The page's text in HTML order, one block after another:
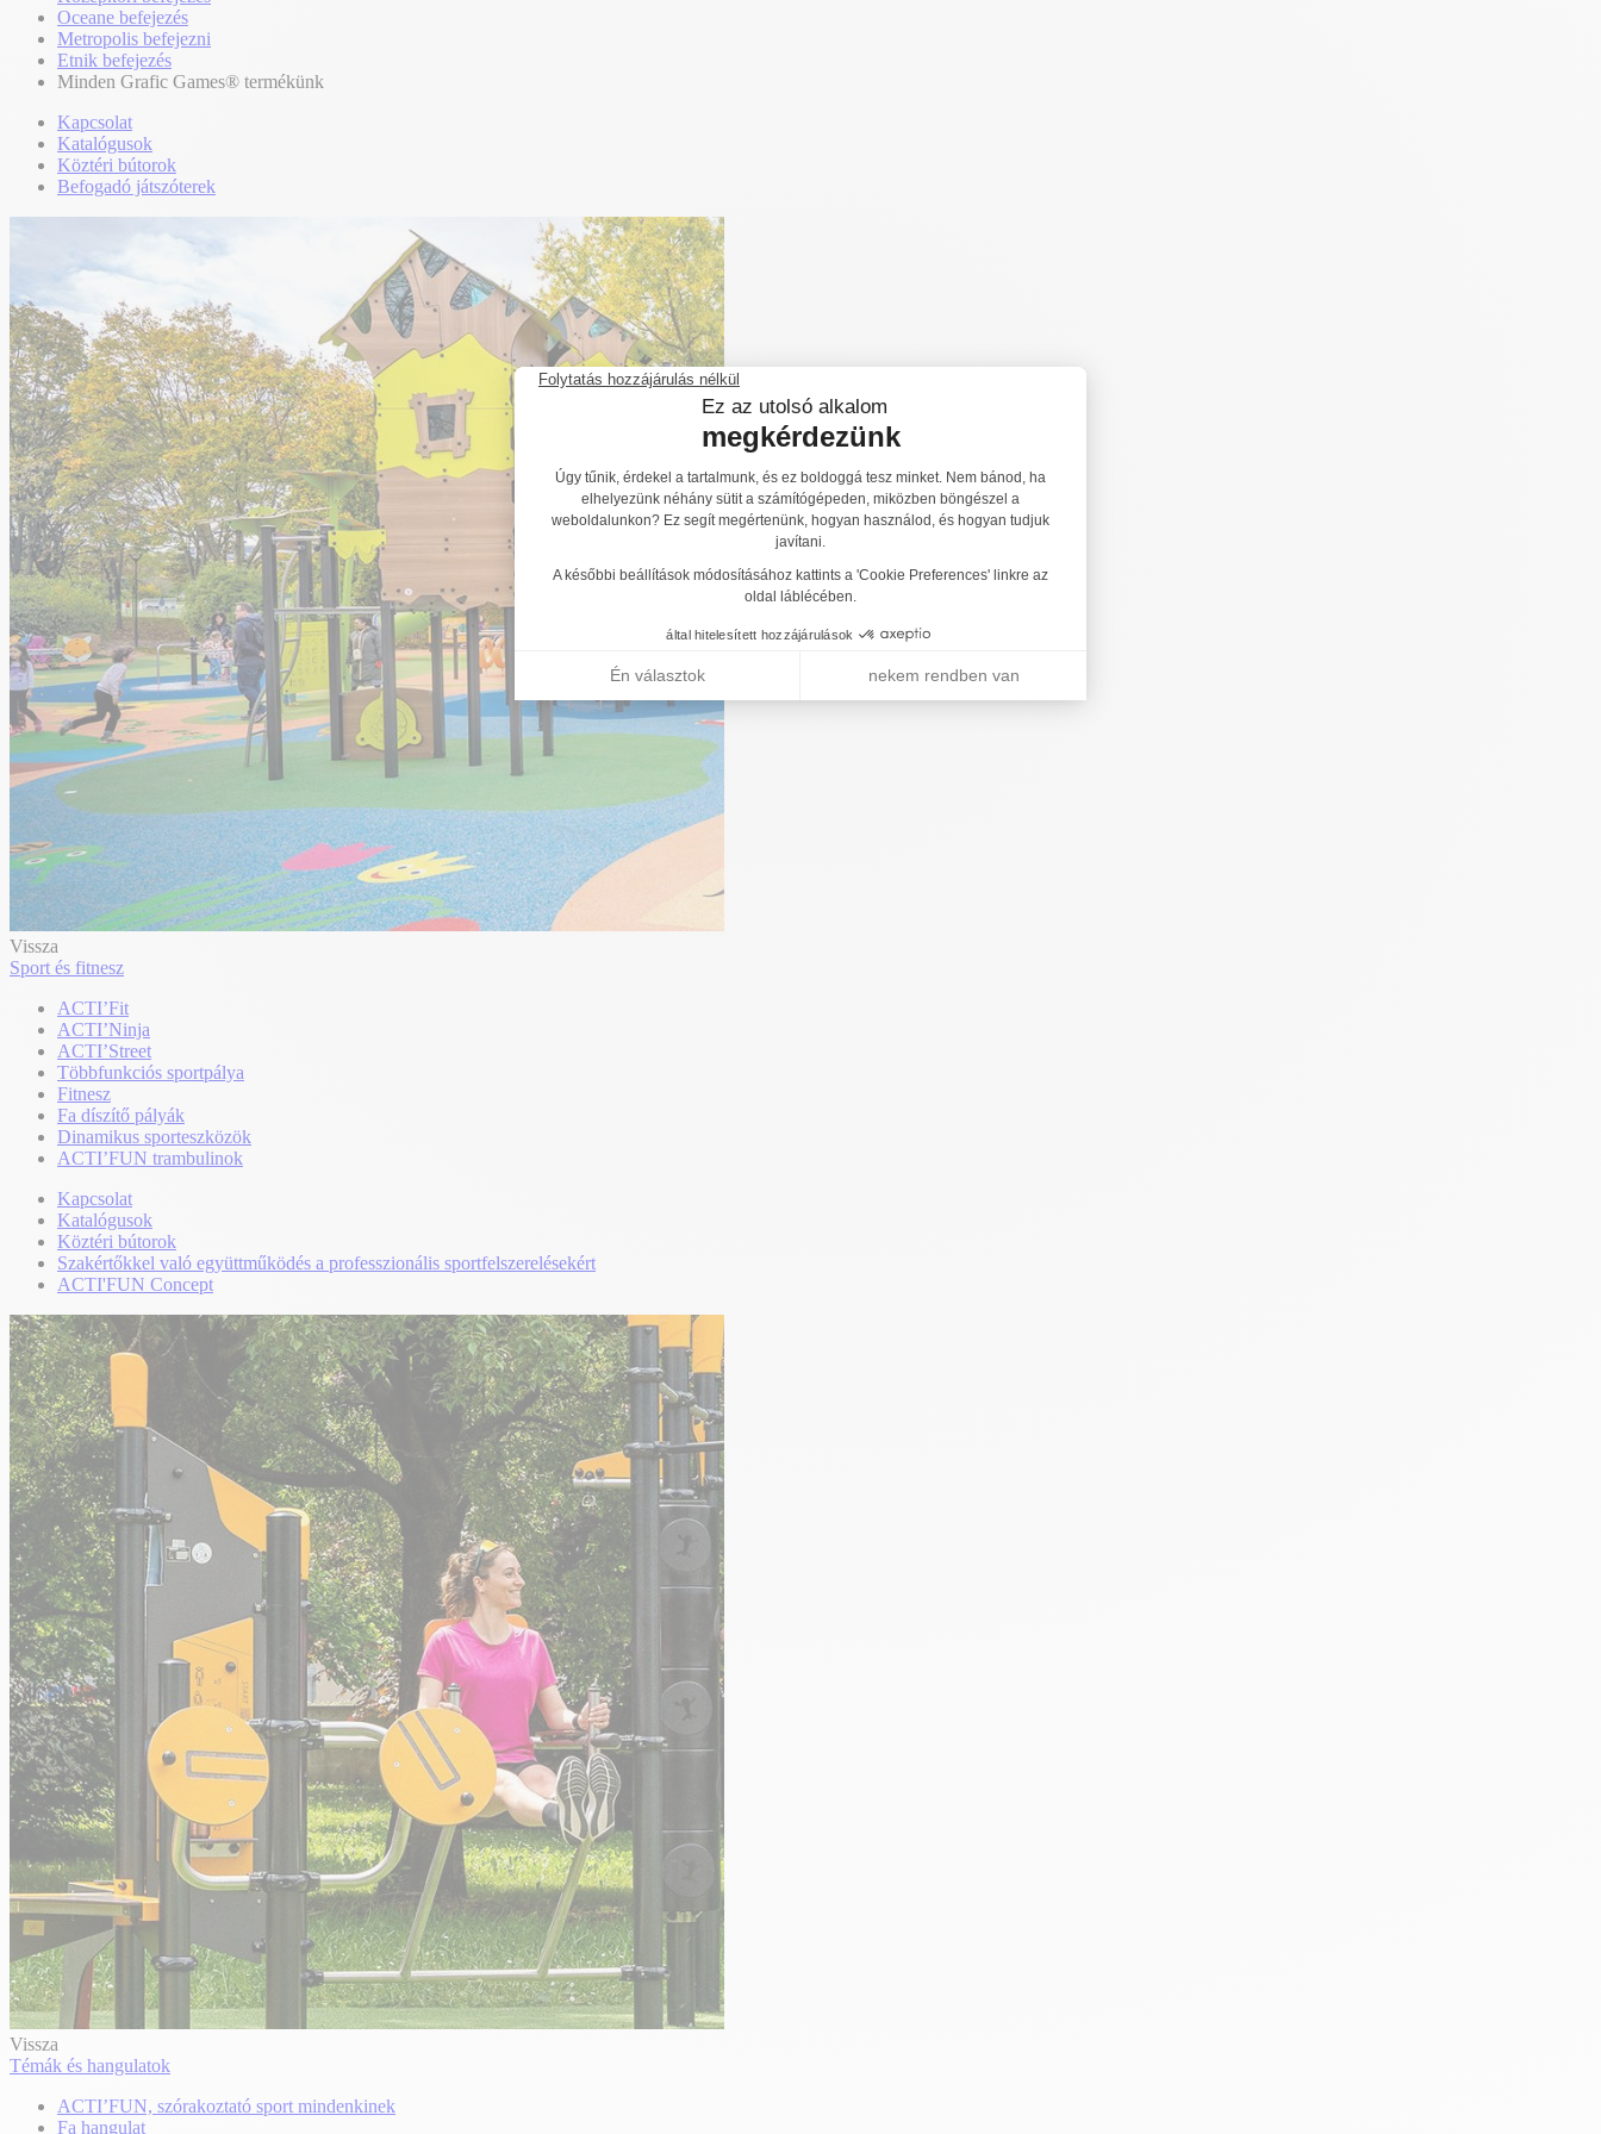
Oceane befejezés
Metropolis befejezni
Etnik befejezés
Minden Grafic Games® termékünk
Kapcsolat
Katalógusok
Köztéri bútorok
Befogadó játszóterek
Vissza
Sport és fitnesz
ACTI’Fit
ACTI’Ninja
ACTI’Street
Többfunkciós sportpálya
Fitnesz
Fa díszítő pályák
Dinamikus sporteszközök
ACTI’FUN trambulinok
Kapcsolat
Katalógusok
Köztéri bútorok
Szakértőkkel való együttműködés a professzionális sportfelszerelésekért
ACTI'FUN Concept
Vissza
Témák és hangulatok
ACTI’FUN, szórakoztató sport mindenkinek
Fa hangulat